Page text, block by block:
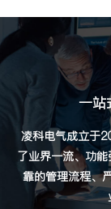
一站
凌科电气成立于
了业界一流、功
靠的管理流程、